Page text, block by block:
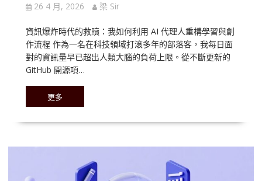
26 4 月, 2026 梁 Sir
資訊爆炸時代的救贖：我如何利用 AI 代理人重構學習與創
作流程 作為一名在科技領域打滾多年的部落客，我每日面
對的資訊量早已超出人類大腦的負荷上限。從不斷更新的
GitHub 開源項…
更多